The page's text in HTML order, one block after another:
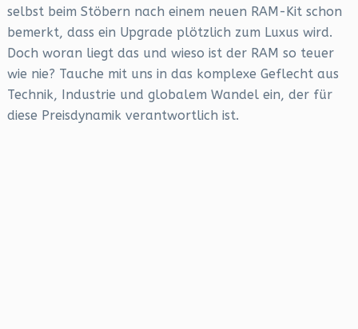
selbst beim Stöbern nach einem neuen RAM-Kit schon
bemerkt, dass ein Upgrade plötzlich zum Luxus wird.
Doch woran liegt das und wieso ist der RAM so teuer
wie nie? Tauche mit uns in das komplexe Geflecht aus
Technik, Industrie und globalem Wandel ein, der für
diese Preisdynamik verantwortlich ist.